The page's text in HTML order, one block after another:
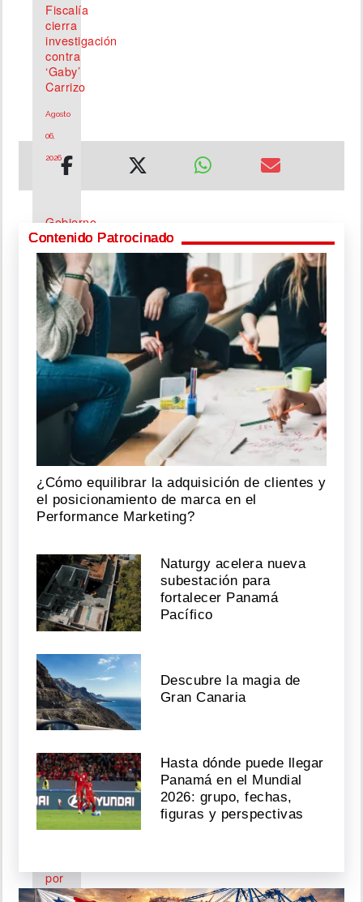
Fiscalía
cierra
investigación
contra
‘Gaby’
Carrizo
Agosto
06,
2026
Gobierno
revisa
aumento
y
reclasificación
para
más
de
700
paramédicos
Agosto
¡Alerta
ganadera!
Buscan
bovina
en
fincas
de
Colón
06,
2026
¡Cansados!
Residentes
del
Valle
de
los
por
deterioro
Contenido Patrocinado
¿Cómo equilibrar la adquisición de clientes y
el posicionamiento de marca en el
Performance Marketing?
Naturgy acelera nueva
subestación para
fortalecer Panamá
Pacífico
Descubre la magia de
Gran Canaria
Hasta dónde puede llegar
Panamá en el Mundial
2026: grupo, fechas,
figuras y perspectivas